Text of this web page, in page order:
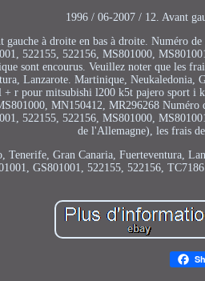
1996 / 06-2007 / 12. Avant
gauche à droite en bas à droite. Numéro
522155, 522156, MS801000,
sont encourus. Veuillez noter que les
Lanzarote. Martinique,
+ r pour mitsubishi l200 k5t pajero sport i
MN150412, MR296268
522155, 522156, MS801000,
de l'Allemagne), les frais
Gran Canaria, Fuerteventura,
GS801001, 522155, 522156,